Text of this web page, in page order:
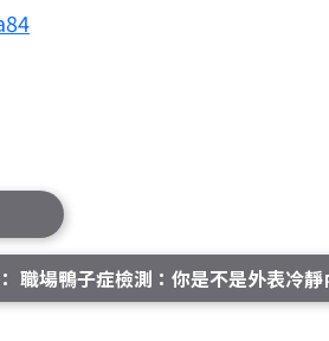
職場鴨子症檢測：你是不是外表冷